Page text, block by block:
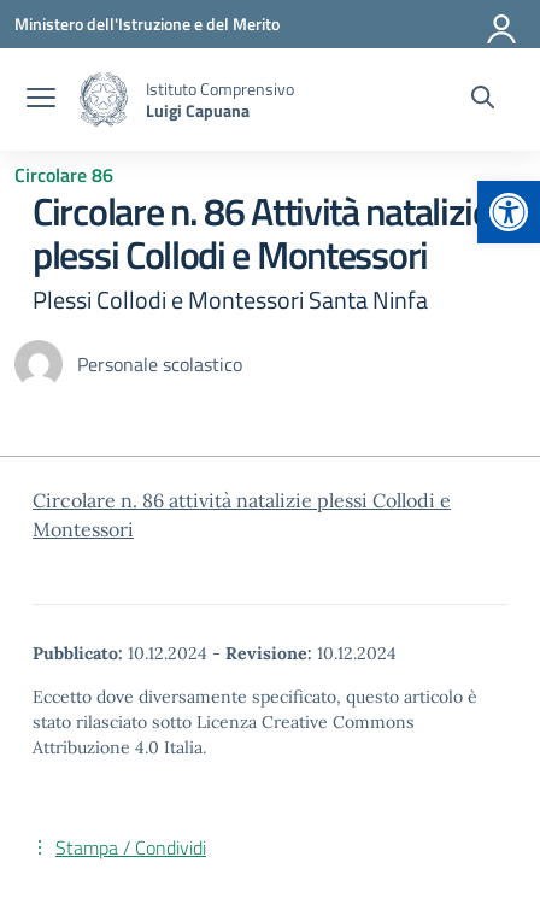
Vai ai contenuti
Vai al menu di navigazione
Vai al footer
Ministero dell'Istruzione e del Merito
Istituto Comprensivo
Luigi Capuana
Circolare 86
Circolare n. 86 Attività natalizie
plessi Collodi e Montessori
Plessi Collodi e Montessori Santa Ninfa
Personale scolastico
Circolare n. 86 attività natalizie plessi Collodi e
Montessori
Pubblicato: 10.12.2024 - Revisione: 10.12.2024
Eccetto dove diversamente specificato, questo articolo è
stato rilasciato sotto Licenza Creative Commons
Attribuzione 4.0 Italia.
Stampa / Condividi